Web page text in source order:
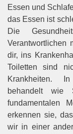
Essen und
das Essen ist
Die
Verantwortlichen
dir, ins
Toiletten sind
Krankheiten.
behandelt wie
fundamentalen
erkennen sie,
wir in einer